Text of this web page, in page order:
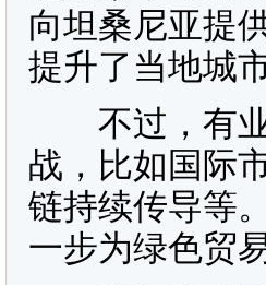
向坦桑尼亚提
提升了当地城
不过，有业
战，比如国际
链持续传导等
一步为绿色贸